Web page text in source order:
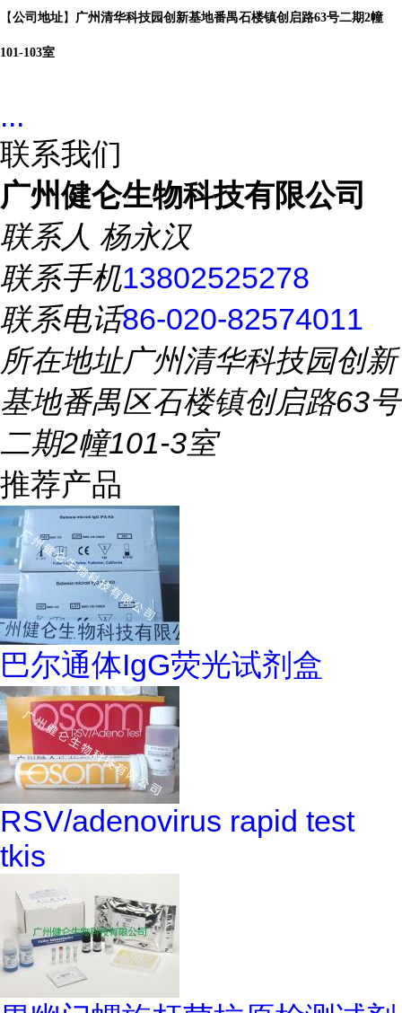
【公司地址】 广州清华科技园创新基地番禺石楼镇创启路63号二期2幢
101-103室
...
联系我们
广州健仑生物科技有限公司
联系人 杨永汉
联系手机13802525278
联系电话86-020-82574011
所在地址广州清华科技园创新
基地番禺区石楼镇创启路63号
二期2幢101-3室
推荐产品
巴尔通体IgG荧光试剂盒
RSV/adenovirus rapid test
tkis